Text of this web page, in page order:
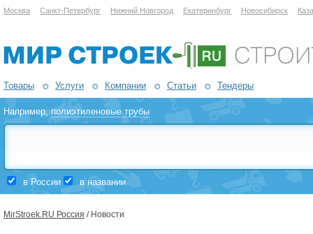
Москва Санкт-Петербург Нижний Новгород Екатеринбург Новосибирск
Товары Услуги Компании Статьи Тендеры
Например,полиэтиленовые трубы
в России в названии
MirStroek.RU Россия / Новости